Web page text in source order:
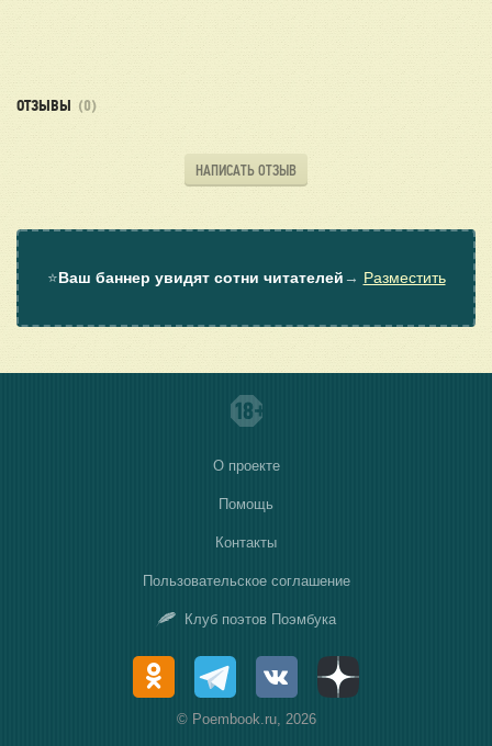
ОТЗЫВЫ (0)
НАПИСАТЬ ОТЗЫВ
⭐Ваш баннер увидят сотни читателей → Разместить
О проекте
Помощь
Контакты
Пользовательское соглашение
Клуб поэтов Поэмбука
© Poembook.ru, 2026